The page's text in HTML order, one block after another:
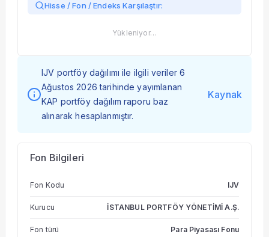
Hisse / Fon / Endeks Karşılaştır:
Yükleniyor…
IJV portföy dağılımı ile ilgili veriler 6
Ağustos 2026 tarihinde yayımlanan
KAP portföy dağılım raporu baz
alınarak hesaplanmıştır.
Kaynak
Fon Bilgileri
Fon Kodu IJV
Kurucu İSTANBUL PORTFÖY YÖNETİMİ A.Ş.
Fon türü Para Piyasası Fonu